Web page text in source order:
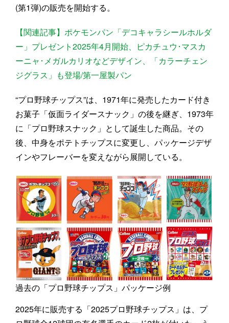
(第1弾)の販売を開始する。
【関連記事】ポケモンパン「デコキャラシールホルダ
ー」プレゼント2025年4月開始、ピカチュウ･マスカ
ーニャ･メガルカリオなどデザイン、「カラーチェン
ジグラス」も登場/第一屋製パン
“プロ野球チップス”は、1971年に発売したカード付き
お菓子「仮面ライダースナック」の後を継ぎ、1973年
に「プロ野球スナック」として誕生した商品。その
後、中身をポテトチップスに変更し、パッケージデザ
インやフレーバーを変えながら展開している。
過去の「プロ野球チップス」パッケージ例
2025年に販売する「2025プロ野球チップス」は、プ